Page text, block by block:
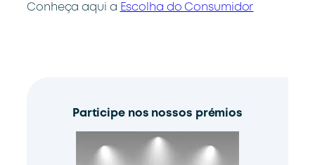
Conheça aqui a Escolha do Consumidor
Participe nos nossos prémios